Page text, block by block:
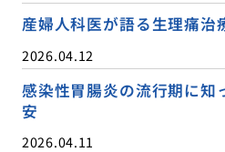
産婦人科医が語る生理痛治
2026.04.12
感染性胃腸炎の流行期に知
安
2026.04.11